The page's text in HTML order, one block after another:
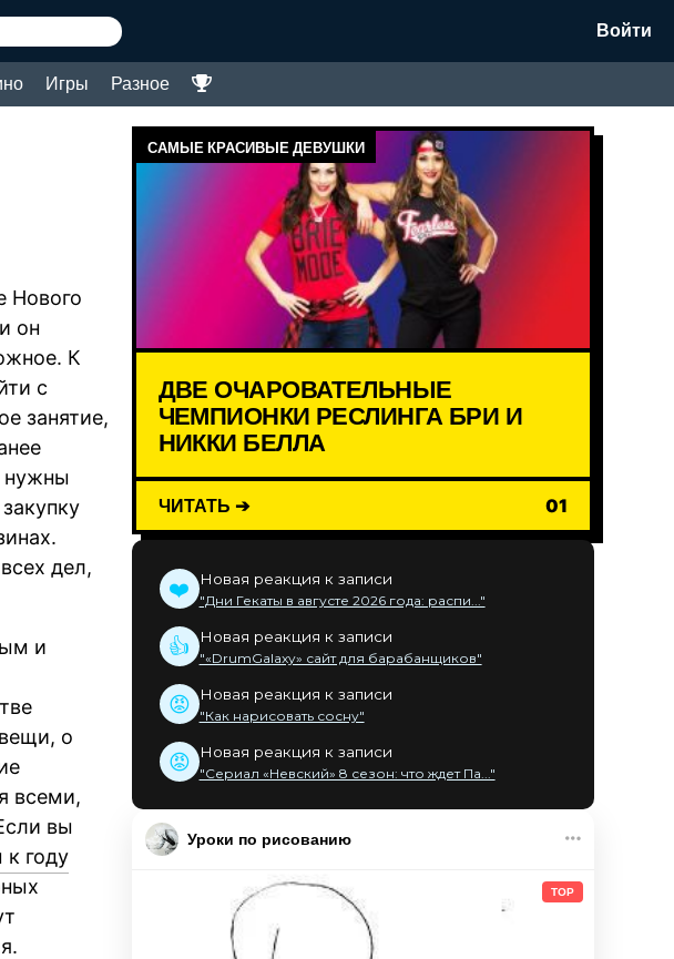
Войти
Игры Разное
Нового
он
К
с
занятие,
нужны
дел,
и
о
всеми,
вы
году
САМЫЕ КРАСИВЫЕ ДЕВУШКИ
ДВЕ ОЧАРОВАТЕЛЬНЫЕ
ЧЕМПИОНКИ РЕСЛИНГА БРИ И
НИККИ БЕЛЛА
ЧИТАТЬ ➔ 01
❤️ Новая реакция к записи
"Дни Гекаты в августе 2026 года: распи..."
👍 Новая реакция к записи
"«DrumGalaxy» сайт для барабанщиков"
😡 Новая реакция к записи
"Как нарисовать сосну"
😡 Новая реакция к записи
"Сериал «Невский» 8 сезон: что ждет Па..."
Уроки по рисованию
TOP